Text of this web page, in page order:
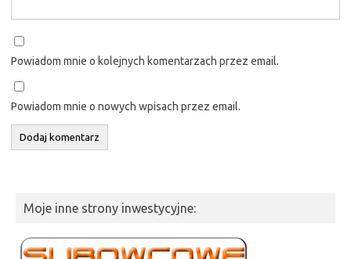
Powiadom mnie o kolejnych komentarzach przez email.
Powiadom mnie o nowych wpisach przez email.
Moje inne strony inwestycyjne: